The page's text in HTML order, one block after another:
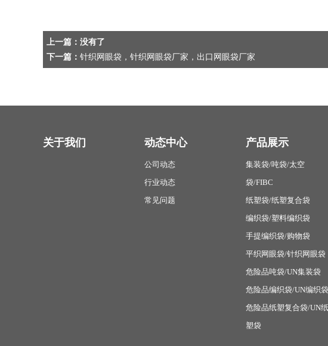
上一篇：没有了
下一篇： 针织网眼袋，针织网眼袋厂家，出口网眼袋厂家
关于我们 动态中心
公司动态
行业动态
常见问题
产品展示
集装袋/吨袋/太空
袋/FIBC
纸塑袋/纸塑复合袋
编织袋/塑料编织袋
手提编织袋/购物袋
平织网眼袋/针织网眼袋
危险品吨袋/UN集装袋
危险品编织袋/UN编织袋
危险品纸塑复合袋/UN纸
塑袋